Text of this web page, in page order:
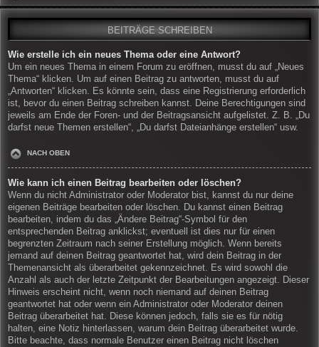
BEITRÄGE SCHREIBEN
Wie erstelle ich ein neues Thema oder eine Antwort?
Um ein neues Thema in einem Forum zu eröffnen, musst du auf „Neues
Thema“ klicken. Um auf einen Beitrag zu antworten, musst du auf
„Antworten“ klicken. Es könnte sein, dass eine Registrierung erforderlich
ist, bevor du einen Beitrag schreiben kannst. Deine Berechtigungen sind
jeweils am Ende der Foren- und der Beitragsansicht aufgelistet. Z. B. „Du
darfst neue Themen erstellen“, „Du darfst Dateianhänge erstellen“ usw.
NACH OBEN
Wie kann ich einen Beitrag bearbeiten oder löschen?
Wenn du nicht Administrator oder Moderator bist, kannst du nur deine
eigenen Beiträge bearbeiten oder löschen. Du kannst einen Beitrag
bearbeiten, indem du das „Ändere Beitrag“-Symbol für den
entsprechenden Beitrag anklickst; eventuell ist dies nur für einen
begrenzten Zeitraum nach seiner Erstellung möglich. Wenn bereits
jemand auf deinen Beitrag geantwortet hat, wird dein Beitrag in der
Themenansicht als überarbeitet gekennzeichnet. Es wird sowohl die
Anzahl als auch der letzte Zeitpunkt der Bearbeitungen angezeigt. Dieser
Hinweis erscheint nicht, wenn noch niemand auf deinen Beitrag
geantwortet hat oder wenn ein Administrator oder Moderator deinen
Beitrag überarbeitet hat. Diese können jedoch, falls sie es für nötig
halten, eine Notiz hinterlassen, warum dein Beitrag überarbeitet wurde.
Bitte beachte, dass normale Benutzer einen Beitrag nicht löschen